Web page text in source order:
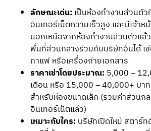
ลักษณะเด่น: เป็นห้องทำงานส่วนตัว
อินเทอร์เน็ตความเร็วสูง และมีเจ้า
นอกเหนือจากห้องทำงานส่วนตัวแ
พื้นที่ส่วนกลางร่วมกับบริษัทอื่นได้ เ
กาแฟ หรือเครื่องถ่ายเอกสาร
ราคาเช่าโดยประมาณ: 5,000 –
เดือน หรือ 15,000 – 40,000+ บา
สำหรับห้องขนาดเล็ก (รวมค่าส่วนก
อินเทอร์เน็ตแล้ว)
เหมาะกับใคร: บริษัทเปิดใหม่ สตาร์